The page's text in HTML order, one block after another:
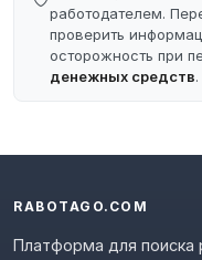
работодателем.
проверить
осторожность при
денежных средств.
RABOTAGO.COM
Платформа для поиска